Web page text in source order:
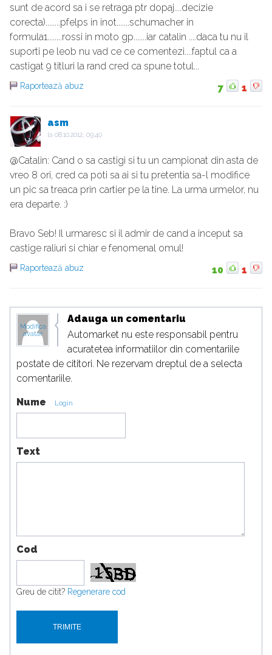
sunt de acord sa i se retraga ptr dopaj....decizie
corecta)........pfelps in inot.......schumacher in
formula1........rossi in moto gp.......iar catalin ....daca tu nu il
suporti pe leob nu vad ce ce comentezi....faptul ca a
castigat 9 titluri la rand cred ca spune totul...
Raportează abuz 7 1
asm
la 08.10.2012, 09:40
@Catalin: Cand o sa castigi si tu un campionat din asta de
vreo 8 ori, cred ca poti sa ai si tu pretentia sa-l modifice
un pic sa treaca prin cartier pe la tine. La urma urmelor, nu
era departe. :)
Bravo Seb! Il urmaresc si il admir de cand a inceput sa
castige raliuri si chiar e fenomenal omul!
Raportează abuz 10 1
Modifica
avatar
Adauga un comentariu
Automarket nu este responsabil pentru
acuratetea informatiilor din comentariile
postate de cititori. Ne rezervam dreptul de a selecta
comentariile.
Nume Login
Text
Cod
Greu de citit? Regenerare cod